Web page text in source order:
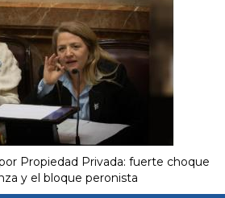
Propiedad Privada: fuerte choque
y el bloque peronista